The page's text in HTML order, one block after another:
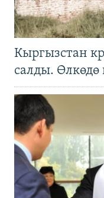
Кыргызстан
салды. Өлкөдө